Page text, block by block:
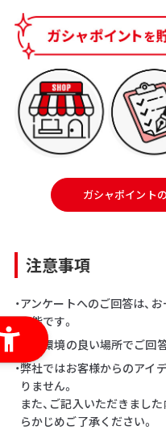
ガシャポイント
注意事項
・アンケートへのご回答は、
可能です。
・通信環境の良い場所でご回
・弊社ではお客様からのアイ
りません。
また、ご記入いただきまし
らかじめご了承ください。